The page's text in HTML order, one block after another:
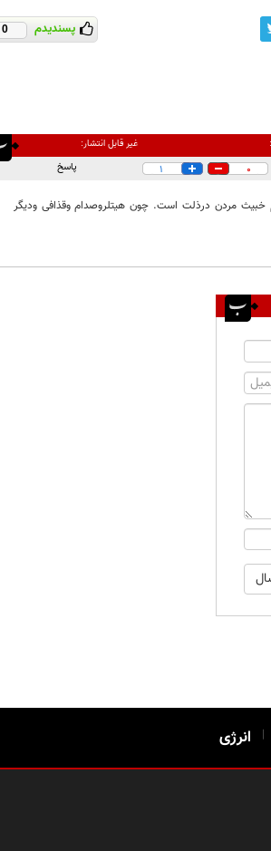
پسندیدم 0
غیر قابل انتشار:
0
1 پاسخ
مردن درذلت است. چون هیتلروصدام وقذافی ودیگر
| انرژی